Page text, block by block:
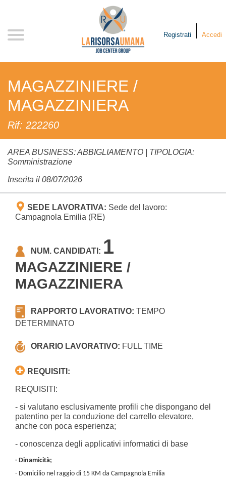
Registrati Accedi
MAGAZZINIERE /
MAGAZZINIERA
Rif: 222260
AREA BUSINESS: ABBIGLIAMENTO | TIPOLOGIA:
Somministrazione
Inserita il 08/07/2026
SEDE LAVORATIVA: Sede del lavoro:
Campagnola Emilia (RE)
NUM. CANDIDATI: 1
MAGAZZINIERE /
MAGAZZINIERA
RAPPORTO LAVORATIVO: TEMPO
DETERMINATO
ORARIO LAVORATIVO: FULL TIME
REQUISITI:
REQUISITI:
- si valutano esclusivamente profili che dispongano del
patentino per la conduzione del carrello elevatore,
anche con poca esperienza;
- conoscenza degli applicativi informatici di base
- Dinamicità;
- Domicilio nel raggio di 15 KM da Campagnola Emilia